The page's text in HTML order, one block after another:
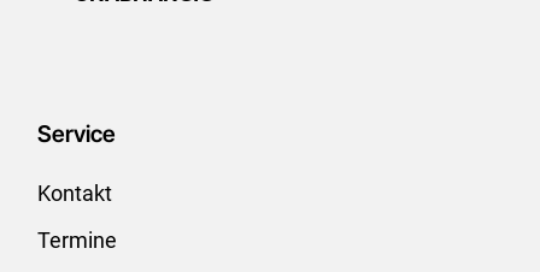
Service
Kontakt
Termine